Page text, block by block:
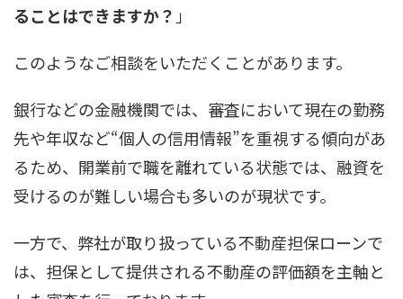
ることはできますか？」
このようなご相談をいただくことがあります。
銀行などの金融機関では、審査において現在の勤務
先や年収など“個人の信用情報”を重視する傾向があ
るため、開業前で職を離れている状態では、融資を
受けるのが難しい場合も多いのが現状です。
一方で、弊社が取り扱っている不動産担保ローンで
は、担保として提供される不動産の評価額を主軸と